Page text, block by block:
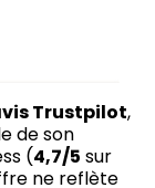
Trustpilot,
de son
(4,7/5 sur
ne reflète